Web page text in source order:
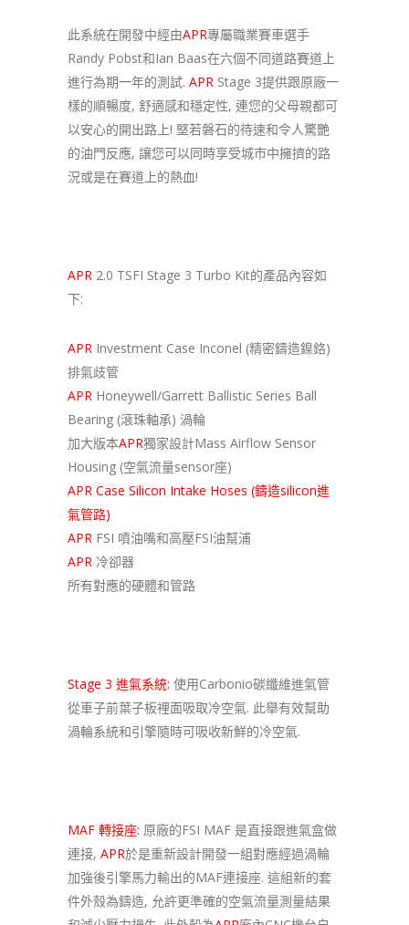
此系統在開發中經由APR專屬職業賽車選手
Randy Pobst和Ian Baas在六個不同道路賽道上
進行為期一年的測試. APR Stage 3提供跟原廠一
樣的順暢度, 舒適感和穩定性, 連您的父母親都可
以安心的開出路上! 堅若磐石的待速和令人驚艷
的油門反應, 讓您可以同時享受城市中擁擠的路
況或是在賽道上的熱血!
APR 2.0 TSFI Stage 3 Turbo Kit的產品內容如
下:
APR Investment Case Inconel (精密鑄造鎳鉻)
排氣歧管
APR Honeywell/Garrett Ballistic Series Ball
Bearing (滾珠軸承) 渦輪
加大版本APR獨家設計Mass Airflow Sensor
Housing (空氣流量sensor座)
APR Case Silicon Intake Hoses (鑄造silicon進
氣管路)
APR FSI 噴油嘴和高壓FSI油幫浦
APR 冷卻器
所有對應的硬體和管路
Stage 3 進氣系統: 使用Carbonio碳纖維進氣管
從車子前葉子板裡面吸取冷空氣. 此舉有效幫助
渦輪系統和引擎隨時可吸收新鮮的冷空氣.
MAF 轉接座: 原廠的FSI MAF 是直接跟進氣盒做
連接, APR於是重新設計開發一組對應經過渦輪
加強後引擎馬力輸出的MAF連接座. 這組新的套
件外殼為鑄造, 允許更準確的空氣流量測量結果